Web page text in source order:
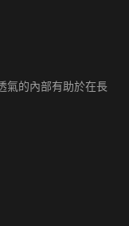
氣的內部有助於在長